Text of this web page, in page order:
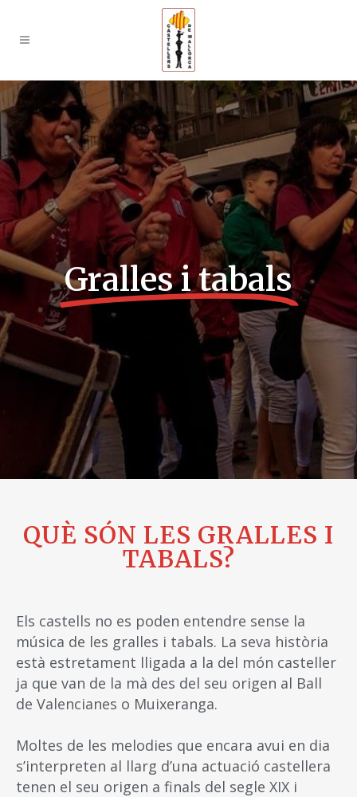
Gralles i tabals​
QUÈ SÓN LES GRALLES I
TABALS?
Els castells no es poden entendre sense la
música de les gralles i tabals. La seva història
està estretament lligada a la del món casteller
ja que van de la mà des del seu origen al Ball
de Valencianes o Muixeranga.
Moltes de les melodies que encara avui en dia
s’interpreten al llarg d’una actuació castellera
tenen el seu origen a finals del segle XIX i